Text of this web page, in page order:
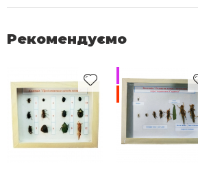
Рекомендуємо
Продано
-20%